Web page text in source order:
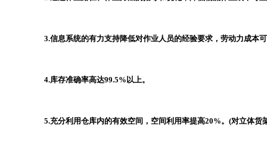
3.信息系统的有力支持降低对作业人员的经验要求，劳动力成本
4.库存准确率高达99.5%以上。
5.充分利用仓库内的有效空间，空间利用率提高20%。(对立体货